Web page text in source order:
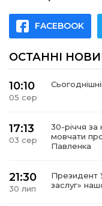
FACEBOOK
ОСТАННІ
10:10
05 сер
17:13
03 сер
30-річчя
мовчати
Павленка
21:30
30 лип
Президент
заслуг»